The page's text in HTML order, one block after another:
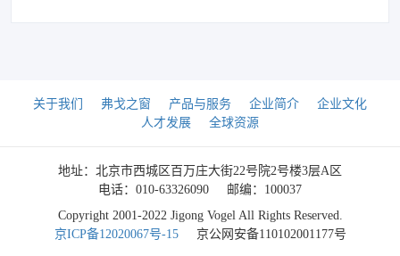
关于我们 弗戈之窗 产品与服务 企业简介
企业文化
人才发展
全球资源
地址：北京市西城区百万庄大街22号院2号楼3层A区
电话：010-63326090
邮编：100037
Copyright 2001-2022 Jigong Vogel All Rights Reserved.
京ICP备12020067号-15
京公网安备110102001177号